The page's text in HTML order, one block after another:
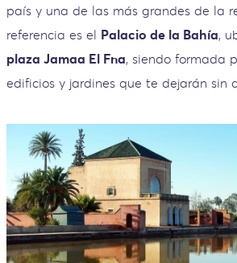
país y una de las más grandes de la
referencia es el Palacio de la Bahía,
plaza Jamaa El Fna, siendo formada
edificios y jardines que te dejarán sin